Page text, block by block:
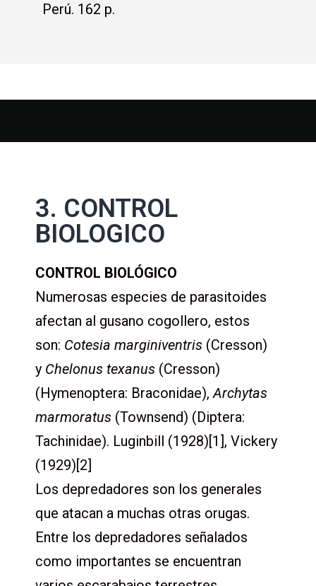
Perú. 162 p.
3. CONTROL
BIOLOGICO
CONTROL BIOLÓGICO
Numerosas especies de parasitoides
afectan al gusano cogollero, estos
son: Cotesia marginiventris (Cresson)
y Chelonus texanus (Cresson)
(Hymenoptera: Braconidae),Archytas
marmoratus (Townsend) (Diptera:
Tachinidae). Luginbill (1928)[1], Vickery
(1929)[2]
Los depredadores son los generales
que atacan a muchas otras orugas.
Entre los depredadores señalados
como importantes se encuentran